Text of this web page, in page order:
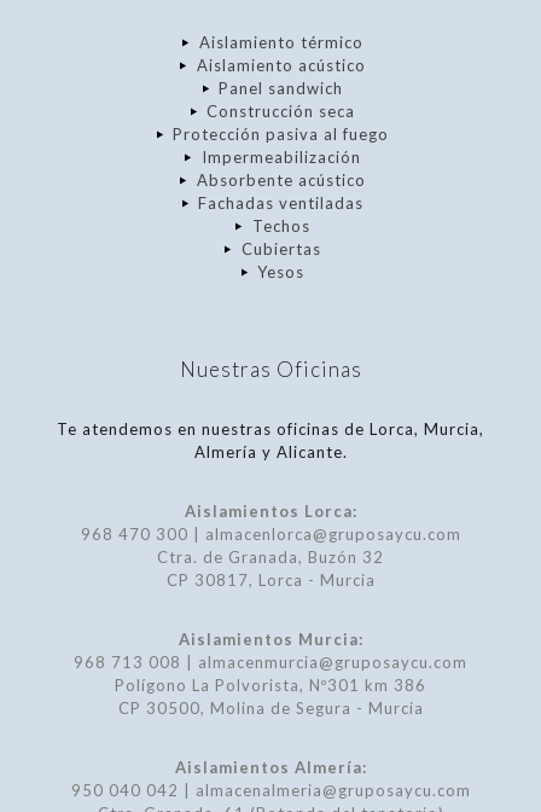
Aislamiento térmico
Aislamiento acústico
Panel sandwich
Construcción seca
Protección pasiva al fuego
Impermeabilización
Absorbente acústico
Fachadas ventiladas
Techos
Cubiertas
Yesos
Nuestras Oficinas
Te atendemos en nuestras oficinas de Lorca, Murcia,
Almería y Alicante.
Aislamientos Lorca:
968 470 300 | almacenlorca@gruposaycu.com
Ctra. de Granada, Buzón 32
CP 30817, Lorca - Murcia
Aislamientos Murcia:
968 713 008 | almacenmurcia@gruposaycu.com
Polígono La Polvorista, Nº301 km 386
CP 30500, Molina de Segura - Murcia
Aislamientos Almería:
950 040 042 | almacenalmeria@gruposaycu.com